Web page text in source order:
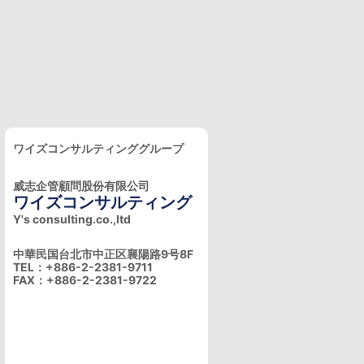
ワイズコンサルティンググループ
威志企管顧問股份有限公司
ワイズコンサルティング
Y's consulting.co.,ltd
中華民国台北市中正区襄陽路9号8F
TEL：+886-2-2381-9711
FAX：+886-2-2381-9722